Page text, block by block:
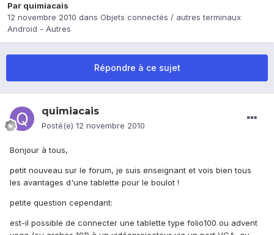
Par quimiacais
12 novembre 2010 dans Objets connectés / autres terminaux
Android - Autres
Répondre à ce sujet
quimiacais
Posté(e) 12 novembre 2010
Bonjour à tous,
petit nouveau sur le forum, je suis enseignant et vois bien tous
les avantages d'une tablette pour le boulot !
petite question cependant:
est-il possible de connecter une tablette type folio100 ou advent